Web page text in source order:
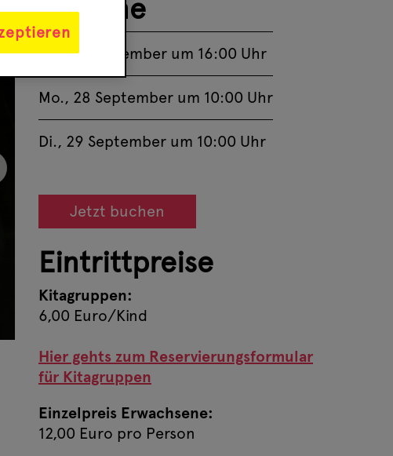
Termine
So., 27 September um 16:00 Uhr
Mo., 28 September um 10:00 Uhr
Di., 29 September um 10:00 Uhr
Jetzt buchen
Eintrittpreise
Kitagruppen:
6,00 Euro/Kind
Hier gehts zum Reservierungsformular
für Kitagruppen
Einzelpreis Erwachsene:
12,00 Euro pro Person